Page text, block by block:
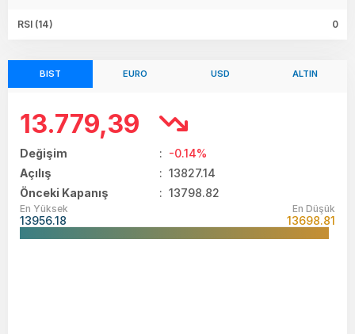
RSI (14) 0
BIST EURO USD ALTIN
13.779,39
Değişim : -0.14%
Açılış
: 13827.14
Önceki Kapanış
: 13798.82
En Yüksek
13956.18
En Düşük
13698.81